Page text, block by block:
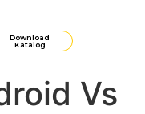
Download
Katalog
Vs